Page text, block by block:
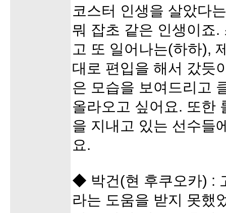
코스터 인생을 살았다
뭐 잡초 같은 인생이죠
고 또 일어나는(하하),
대로 편입을 해서 갔듯
은 모습을 보여드리고
올라오고 싶어요. 또한
을 지내고 있는 선수들
요.
◆ 박건(현 후쿠오카) :
라는 도움을 받지 못했